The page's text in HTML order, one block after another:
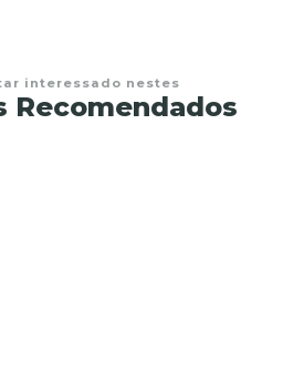
interessado nestes
Recomendados